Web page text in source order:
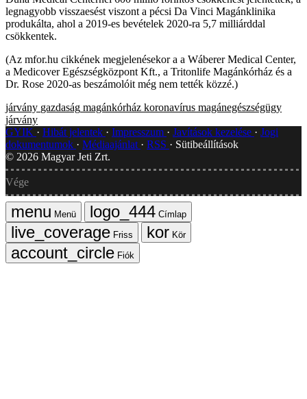
legnagyobb visszaesést viszont a pécsi Da Vinci Magánklinika
produkálta, ahol a 2019-es bevételek 2020-ra 5,7 milliárddal
csökkentek.
(Az mfor.hu cikkének megjelenésekor a a Wáberer Medical Center,
a Medicover Egészségközpont Kft., a Tritonlife Magánkórház és a
Dr. Rose 2020-as beszámolóit még nem tették közzé.)
járvány gazdaság magánkórház koronavírus magánegészségügy
járvány
GYIK
Hibát jelentek Impresszum Javítások kezelése
Jogi
dokumentumok
Médiaajánlat RSS
Sütibeállítások
© 2026 Magyar Jeti Zrt.
Vége
Menü
Címlap
Friss
Kör
Fiók